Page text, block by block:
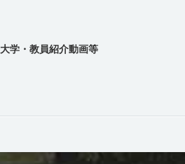
大学・教員紹介動画等